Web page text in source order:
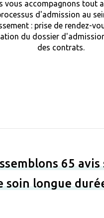
vous accompagnons tout
d'admission au
: prise de rendez-
du dossier
des contrats.
65 avis
soin longue